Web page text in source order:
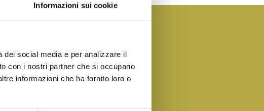
Informazioni sui cookie
dei social media e per analizzare il
con i nostri partner che si occupano
informazioni che ha fornito loro o